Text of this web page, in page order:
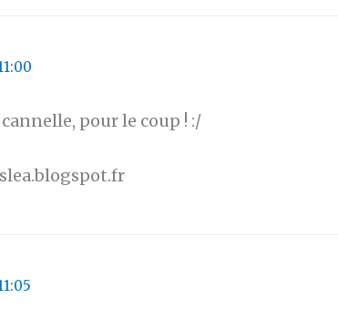
pour le coup ! :/